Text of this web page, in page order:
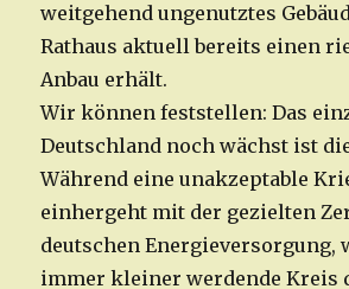
weitgehend ungenutztes
Rathaus aktuell bereits einen
Anbau erhält.
Wir können feststellen: Das
Deutschland noch wächst ist
Während eine unakzeptable
einhergeht mit der gezielten
deutschen Energieversorgung,
immer kleiner werdende Kreis